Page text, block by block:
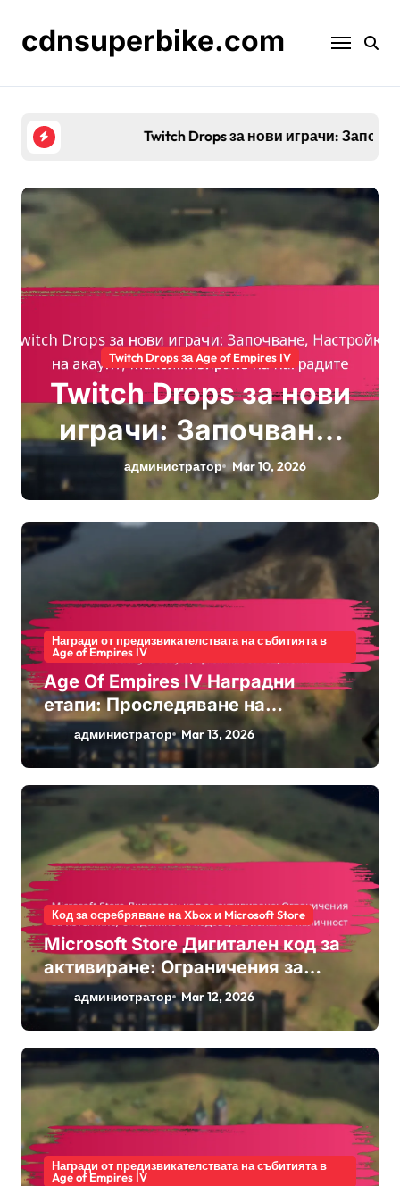
contentcdnsuperbike.com
Twitch Drops за нови играчи: Започване,
Twitch Drops за Age of Empires IV
Twitch Drops за нови
играчи: Започване,
Настройка на
акаунт,
Максимизиране на
наградите
администратор Mar 10, 2026
Награди от предизвикателствата на събитията в
Age of Empires IV
Age Of Empires IV Наградни
етапи: Проследяване на
постижения, О unlocking на
бонуси, Признание от общността
администратор Mar 13, 2026
Код за осребряване на Xbox и Microsoft Store
Microsoft Store Дигитален код за
активиране: Ограничения за
изтегляне, Споделяне на кодове,
Регионална наличност
администратор Mar 12, 2026
Награди от предизвикателствата на събитията в
Age of Empires IV